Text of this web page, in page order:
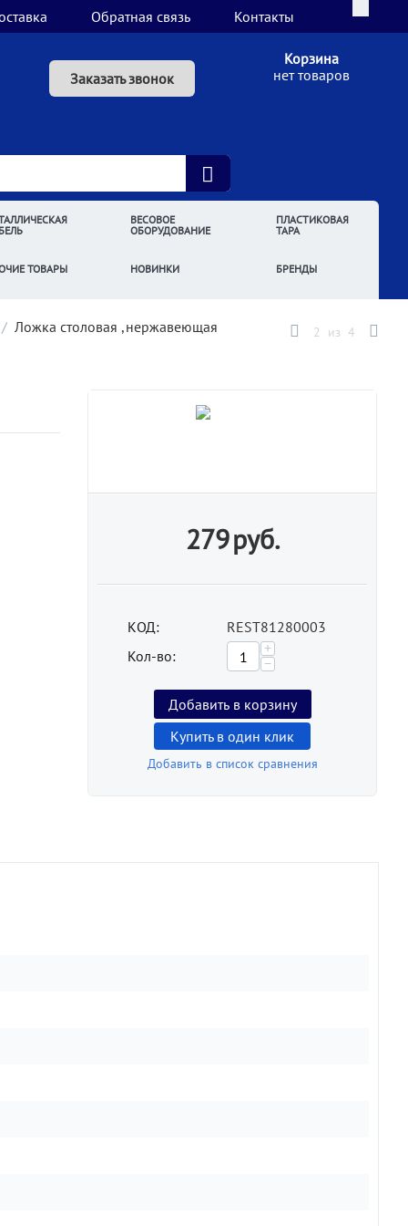
Обратная связь Контакты
Заказать звонок
Корзина
нет товаров
ВЕСОВОЕ
ОБОРУДОВАНИЕ
ПЛАСТИКОВАЯ
ТАРА
ТОВАРЫ НОВИНКИ БРЕНДЫ
/ Ложка столовая ,нержавеющая 2 из 4
279руб.
КОД:
REST81280003
Кол-во:
+
−
Добавить в корзину
Купить в один клик
Добавить в список сравнения